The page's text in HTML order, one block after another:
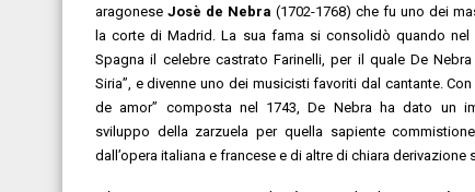
aragonese Josè de Nebra (1702-1768) che fu uno dei
la corte di Madrid. La sua fama si consolidò quando nel
Spagna il celebre castrato Farinelli, per il quale De
Siria”, e divenne uno dei musicisti favoriti dal cantante.
de amor” composta nel 1743, De Nebra ha dato un
sviluppo della zarzuela per quella sapiente
dall’opera italiana e francese e di altre di chiara derivazione